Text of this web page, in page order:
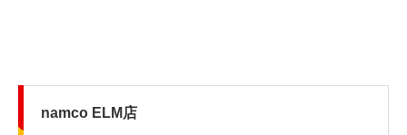
namco ELM店